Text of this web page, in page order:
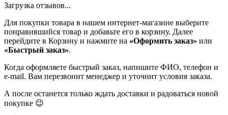
Загрузка отзывов...
Для покупки товара в нашем интернет-магазине выберите
понравившийся товар и добавьте его в корзину. Далее
перейдите в Корзину и нажмите на «Оформить заказ» или
«Быстрый заказ».
Когда оформляете быстрый заказ, напишите ФИО, телефон и
e-mail. Вам перезвонит менеджер и уточнит условия заказа.
А после останется только ждать доставки и радоваться новой
покупке 😉